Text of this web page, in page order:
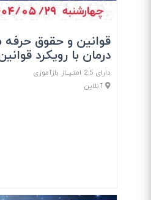
قوانین و حقوق
درمان با رویکرد
دارای 2.5 امتیــاز بازآموزی
آنلاین